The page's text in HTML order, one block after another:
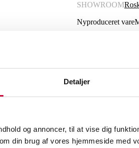
Detaljer
og annoncer, til at vise dig
din brug af vores hjemmeside med
SHOWROOM
Nyproduceret vare
Gunther Pelgrims
100x55x40 cm.
dkk.
Black Friday